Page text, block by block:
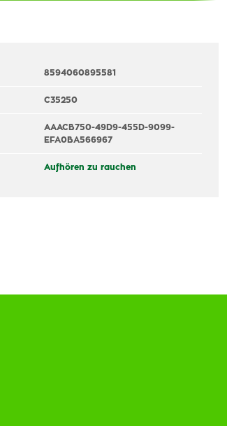
8594060895581
C35250
AAACB750-49D9-455D-9099-
EFA0BA566967
Aufhören zu rauchen